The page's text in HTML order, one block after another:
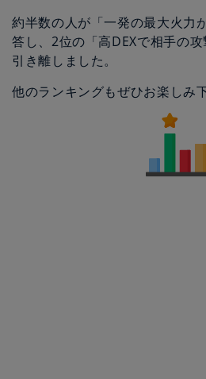
約半数の人が「一発の最大火力
答し、2位の「高DEXで相手の
引き離しました。
他のランキングもぜひお楽しみ